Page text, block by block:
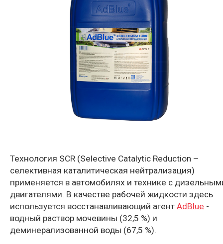
Технология SCR (Selective Catalytic Reduction –
селективная каталитическая нейтрализация)
применяется в автомобилях и технике с
двигателями. В качестве рабочей жидкости здесь
используется восстанавливающий агент AdBlue -
водный раствор мочевины (32,5 %) и
деминерализованной воды (67,5 %).